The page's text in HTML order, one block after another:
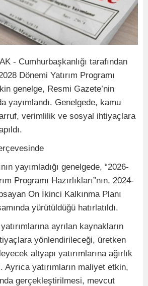
- Cumhurbaşkanlığı tarafından
Dönemi Yatırım Programı
genelge, Resmi Gazete’nin
yayımlandı. Genelgede, kamu
verimlilik ve sosyal ihtiyaçlara
yayımladığı genelgede, “2026-
Programı Hazırlıkları”nın, 2024-
On İkinci Kalkınma Planı
yürütüldüğü hatırlatıldı.
ayrılan kaynakların
yönlendirileceği, üretken
altyapı yatırımlarına ağırlık
yatırımların maliyet etkin,
gerçekleştirilmesi, mevcut